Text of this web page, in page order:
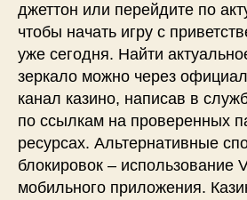
джеттон или перейдите по
чтобы начать игру с
уже сегодня. Найти
зеркало можно через
канал казино, написав в
по ссылкам на проверенных
ресурсах. Альтернативные
блокировок – использование
мобильного приложения.